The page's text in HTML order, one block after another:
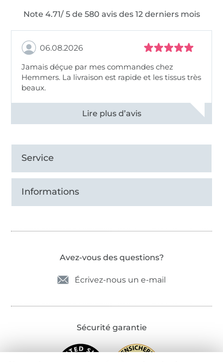
Note 4.71/ 5 de 580 avis des 12 derniers mois
06.08.2026
Jamais déçue par mes commandes chez
Hemmers. La livraison est rapide et les tissus très
beaux.
Voir tous les 11496 commentaires
Service
Informations
Avez-vous des questions?
Écrivez-nous un e-mail
Sécurité garantie